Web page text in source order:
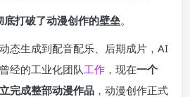
底打破了动漫创作的壁垒。
态生成到配音配乐、后期成片，AI
经的工业化团队工作 ，现在一个
完成整部动漫作品 ，动漫创作正式